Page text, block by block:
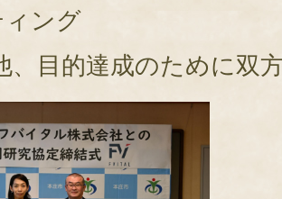
ング
、目的達成のために双